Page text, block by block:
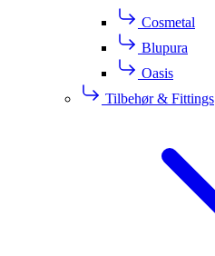
Cosmetal
Blupura
Oasis
Tilbehør & Fittings